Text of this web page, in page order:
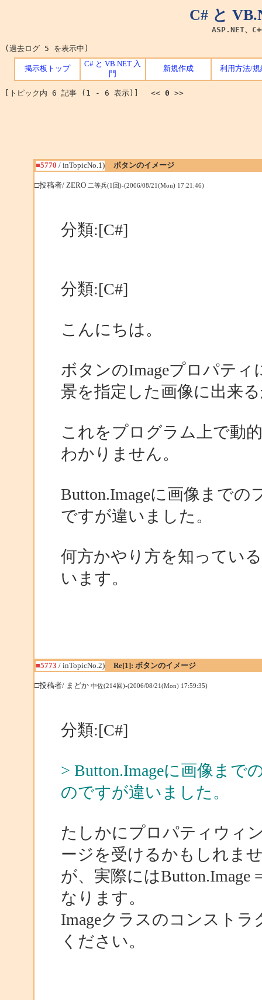
C# と
ASP.NET、
(過去ログ 5 を表示中)
掲示板トップ
C# と VB.NET 入
門
新規作成 利用方法/規
[トピック内 6 記事 (1 - 6 表示)] << 0 >>
■5770 / inTopicNo.1) ボタンのイメージ
□投稿者/ ZERO 二等兵(1回)-(2006/08/21(Mon) 17:21:46)
分類:[C#]
分類:[C#]
こんにちは。
ボタンのImageプロパテ
景を指定した画像に出来
これをプログラム上で動
わかりません。
Button.Imageに画像まで
ですが違いました。
何方かやり方を知ってい
います。
■5773 / inTopicNo.2) Re[1]: ボタンのイメージ
□投稿者/ まどか 中佐(214回)-(2006/08/21(Mon) 17:59:35)
分類:[C#]
> Button.Imageに画像ま
のですが違いました。
たしかにプロパティウィ
ージを受けるかもしれま
が、実際には
なります。
Imageクラスのコンスト
ください。